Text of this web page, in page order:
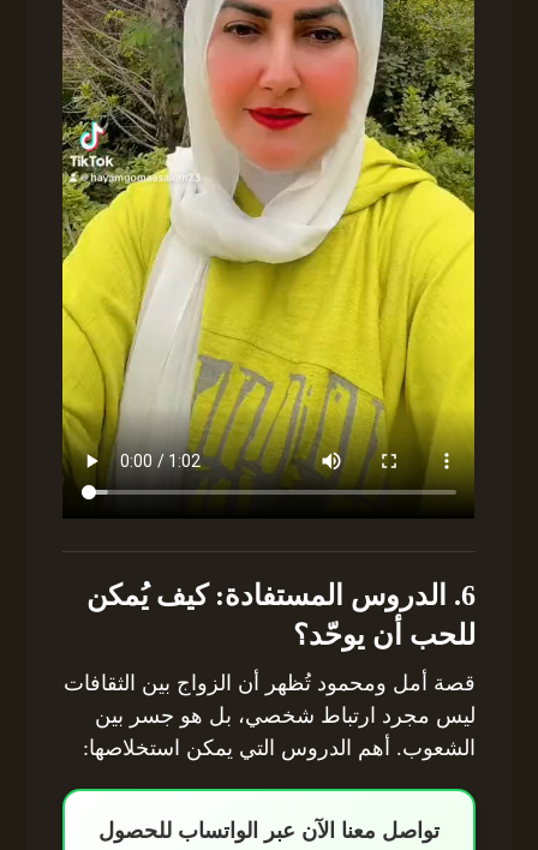
6. الدروس المستفادة: كيف يُمكن
للحب أن يوحّد؟
قصة أمل ومحمود تُظهر أن الزواج بين الثقافات
ليس مجرد ارتباط شخصي، بل هو جسر بين
الشعوب. أهم الدروس التي يمكن استخلاصها:
تواصل معنا الآن عبر الواتساب للحصول